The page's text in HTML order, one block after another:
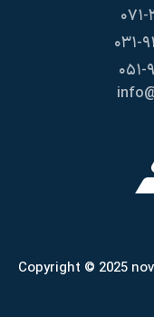
Copyright © 2025